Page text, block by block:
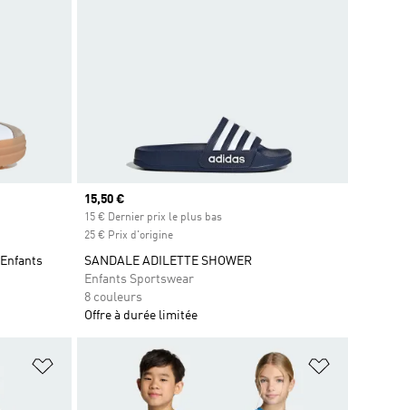
Prix actuel
15,50 €
15 € Dernier prix le plus bas
25 € Prix d'origine
SANDALE ADILETTE SHOWER
Enfants Sportswear
8 couleurs
Offre à durée limitée
Ajouter à la Liste de produits favoris